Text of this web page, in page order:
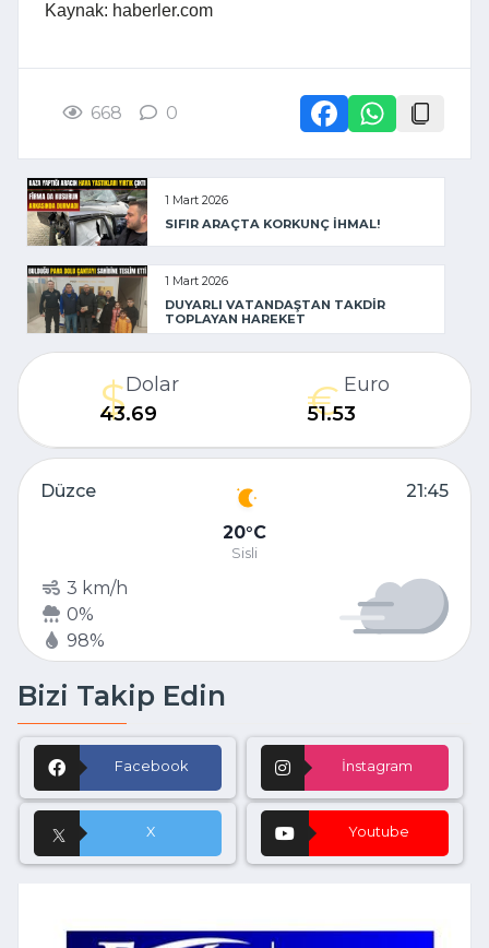
Kaynak: haberler.com
668 0
1 Mart 2026
SIFIR ARAÇTA KORKUNÇ İHMAL!
1 Mart 2026
DUYARLI VATANDAŞTAN TAKDİR
TOPLAYAN HAREKET
Dolar
43.69
Euro
51.53
Düzce
21:45
20 C
Sisli
3 km/h
0%
98%
Bizi Takip Edin
Facebook İnstagram
X Youtube